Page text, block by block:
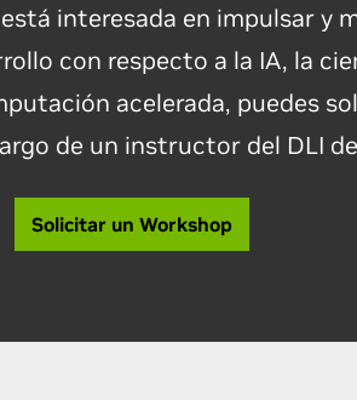
interesada en impulsar y
con respecto a la IA, la
acelerada, puedes
de un instructor del DLI
Solicitar un Workshop